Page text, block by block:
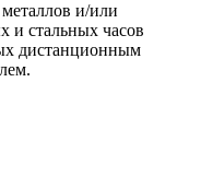
и/или
и стальных часов
дистанционным